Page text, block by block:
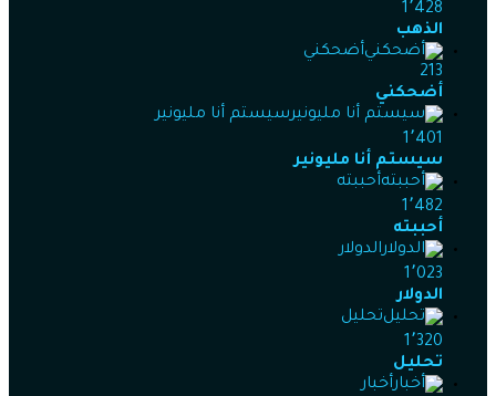
1٬428
الذهب
أضحكني
213
أضحكني
سيستم أنا مليونير
1٬401
سيستم أنا مليونير
أحببته
1٬482
أحببته
الدولار
1٬023
الدولار
تحليل
1٬320
تحليل
أخبار